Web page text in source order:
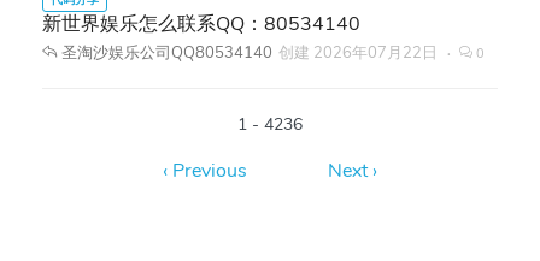
新世界娱乐怎么联系QQ：80534140
圣淘沙娱乐公司QQ80534140 创建 2026年07月22日 0
1 - 4236